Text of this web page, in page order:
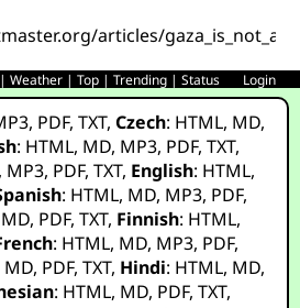
articles/
|Weather |Top |Trending |Status Login
, PDF,TXT,Czech: HTML, MD,
: HTML, MD, MP3, PDF,TXT,
, MP3, PDF,TXT, English: HTML,
: HTML, MD, MP3, PDF,
MD, PDF,TXT, Finnish: HTML,
: HTML, MD, MP3, PDF,
MD, PDF,TXT, Hindi: HTML, MD,
: HTML, MD, PDF,TXT,